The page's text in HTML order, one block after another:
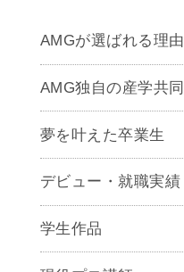
AMGが選ばれる理由
AMG独自の産学共同
夢を叶えた卒業生
デビュー・就職実績
学生作品